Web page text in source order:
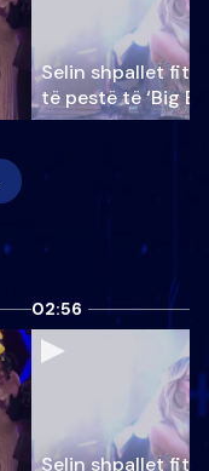
Selin shpallet
të pestë të ‘Big
02:56
Selin shpallet